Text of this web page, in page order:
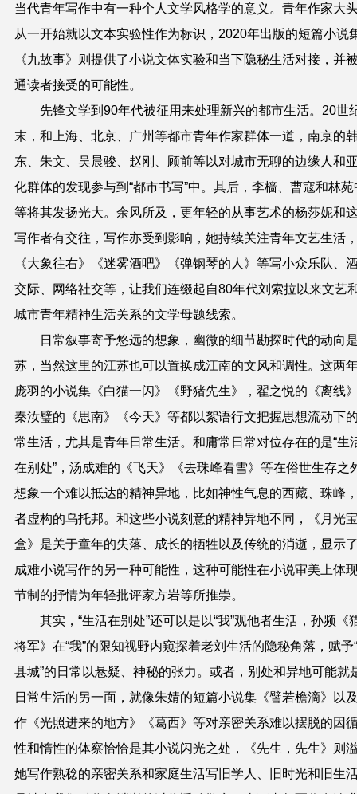
当代青年写作中有一种个人文学风格学的意义。青年作家大
从一开始就以文本实验性作为标识，2020年出版的短篇小说
《九故事》则提供了小说文体实验和当下隐秘生活对接，并
通读者接受的可能性。
先锋文学到90年代被征用来处理新兴的都市生活。20世
末，和上海、北京、广州等都市青年作家群体一道，南京的
东、朱文、吴晨骏、赵刚、顾前等以对城市无聊的边缘人和
化群体的发现参与到“都市书写”中。其后，李樯、曹寇和林苑
等将其发扬光大。余风所及，更年轻的从事艺术的杨莎妮和
写作者有交往，写作亦受到影响，她持续关注青年文艺生活
《大象往右》《迷雾酒吧》《弹钢琴的人》等写小众乐队、
交际、网络社交等，让我们连缀起自80年代刘索拉以来文艺
城市青年精神生活关系的文学母题线索。
日常叙事寄予悠远的想象，幽微的细节勘探时代的动向
苏，当然这里的江苏也可以置换成江南的文风和调性。这两
庞羽的小说集《白猫一闪》《野猪先生》，翟之悦的《离线
秦汝璧的《思南》《今天》等都以絮语行文把握思想流动下
常生活，尤其是青年日常生活。和庸常日常对位存在的是“生
在别处”，汤成难的《飞天》《去珠峰看雪》等在俗世生存之
想象一个难以抵达的精神异地，比如神性气息的西藏、珠峰
者虚构的乌托邦。和这些小说刻意的精神异地不同，《月光
盒》是关于童年的失落、成长的牺牲以及传统的消逝，显示
成难小说写作的另一种可能性，这种可能性在小说审美上体
节制的抒情为年轻批评家方岩等所推崇。
其实，“生活在别处”还可以是以“我”观他者生活，孙频《
将军》在“我”的限知视野内窥探着老刘生活的隐秘角落，赋予
县城”的日常以悬疑、神秘的张力。或者，别处和异地可能就
日常生活的另一面，就像朱婧的短篇小说集《譬若檐滴》以
作《光照进来的地方》《葛西》等对亲密关系难以摆脱的因
性和惰性的体察恰恰是其小说闪光之处，《先生，先生》则
她写作熟稔的亲密关系和家庭生活写旧学人、旧时光和旧生